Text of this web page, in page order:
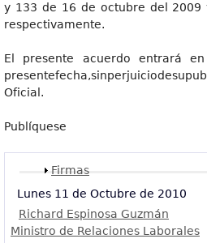
y 133 de 16 de octubre del
respectivamente.
El presente acuerdo entrará
Oficial.
Publíquese
Mostrar
Firmas
Lunes 11 de Octubre de 2010
Richard Espinosa Guzmán
Ministro de Relaciones Laborales